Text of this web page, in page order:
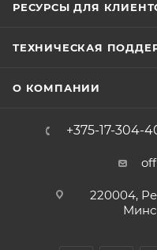
РЕСУРСЫ ДЛЯ
ТЕХНИЧЕСКАЯ
О КОМПАНИИ
+375-17-304-
220004,